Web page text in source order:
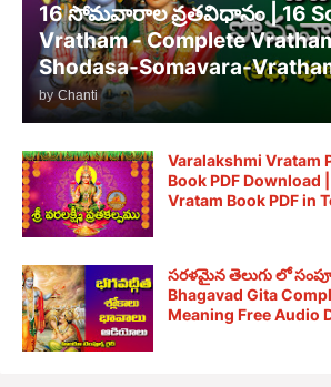
16 సోమవారాల వ్రతవిధానం | 16
Vratham - Complete
Shodasa-Somavara-
by Chanti
Varalakshmi Vratam
Book PDF Download
Vratam Book PDF in
సరళమైన తెలుగు లో
Bhagavad Gita
Meaning Free Audio